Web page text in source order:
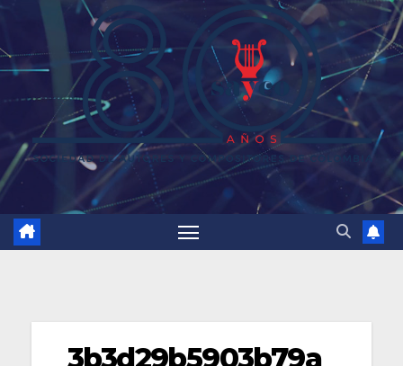
3b3d29b5903b79a